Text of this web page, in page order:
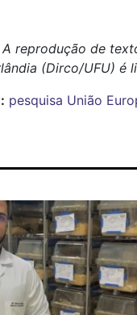
A reprodução de
(Dirco/UFU) é
pesquisa União